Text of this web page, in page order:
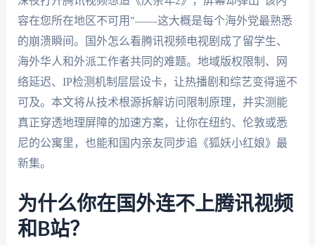
容在您所在地区不可用"——这大概是每个海外党最熟悉
的崩溃瞬间。国外怎么看腾讯视频电视剧成了留学生、
海外华人和外派工作者共同的难题。地域版权限制、网
络延迟、IP检测机制层层设卡，让热播剧和综艺变得遥不
可及。本文将从技术根源拆解访问限制原理，并实测能
真正穿透地理屏障的加速方案，让你在纽约、伦敦或悉
尼的公寓里，也能和国内亲友同步追《狐妖小红娘》最
新集。
为什么你在国外连不上腾讯视频
和B站？